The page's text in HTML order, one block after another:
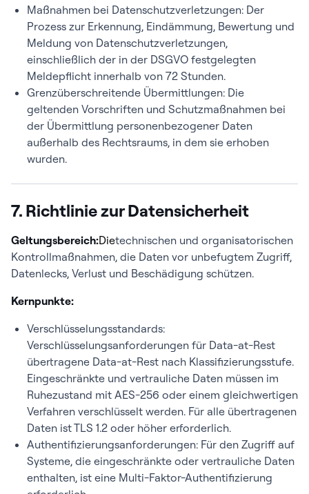
Maßnahmen bei Datenschutzverletzungen: Der
Prozess zur Erkennung, Eindämmung, Bewertung und
Meldung von Datenschutzverletzungen,
einschließlich der in der DSGVO festgelegten
Meldepflicht innerhalb von 72 Stunden.
Grenzüberschreitende Übermittlungen: Die
geltenden Vorschriften und Schutzmaßnahmen bei
der Übermittlung personenbezogener Daten
außerhalb des Rechtsraums, in dem sie erhoben
wurden.
7. Richtlinie zur Datensicherheit
Geltungsbereich:Dietechnischen und organisatorischen
Kontrollmaßnahmen, die Daten vor unbefugtem Zugriff,
Datenlecks, Verlust und Beschädigung schützen.
Kernpunkte:
Verschlüsselungsstandards:
Verschlüsselungsanforderungen für Data-at-Rest
übertragene Data-at-Rest nach Klassifizierungsstufe.
Eingeschränkte und vertrauliche Daten müssen im
Ruhezustand mit AES-256 oder einem gleichwertigen
Verfahren verschlüsselt werden. Für alle übertragenen
Daten ist TLS 1.2 oder höher erforderlich.
Authentifizierungsanforderungen: Für den Zugriff auf
Systeme, die eingeschränkte oder vertrauliche Daten
enthalten, ist eine Multi-Faktor-Authentifizierung